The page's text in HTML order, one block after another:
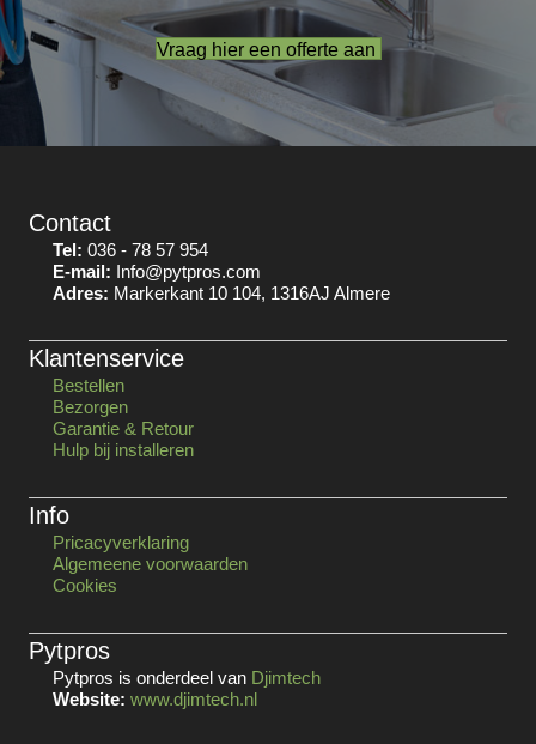
Vraag hier een offerte aan
Contact
Tel: 036 - 78 57 954
E-mail: Info@pytpros.com
Adres: Markerkant 10 104, 1316AJ Almere
Klantenservice
Bestellen
Bezorgen
Garantie & Retour
Hulp bij installeren
Info
Pricacyverklaring
Algemeene voorwaarden
Cookies
Pytpros
Pytpros is onderdeel van Djimtech
Website: www.djimtech.nl